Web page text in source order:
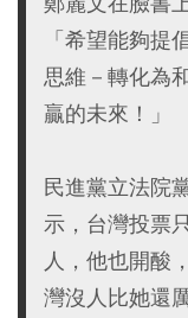
「希望能夠提
思維－轉化為
贏的未來！」
民進黨立法院
示，台灣投票
人，他也開酸
灣沒人比她還